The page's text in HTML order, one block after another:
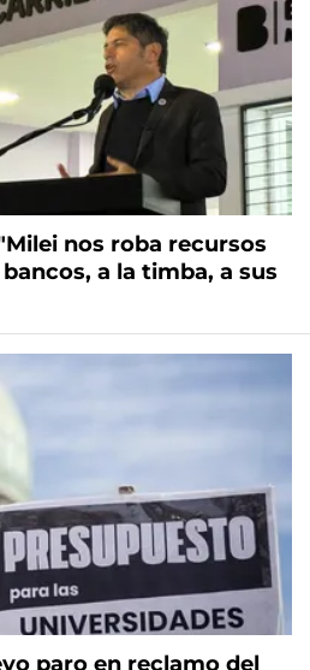
nos roba recursos
a la timba, a sus
paro en reclamo del